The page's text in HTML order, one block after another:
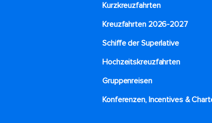
Kurzkreuzfahrten​
Kreuzfahrten 2026-2027
Schiffe der Superlative
Hochzeitskreuzfahrten
Gruppenreisen
Konferenzen, Incentives &